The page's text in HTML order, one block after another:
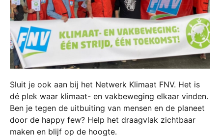
Sluit je ook aan bij het Netwerk Klimaat FNV. Het is
dé plek waar klimaat- en vakbeweging elkaar vinden.
Ben je tegen de uitbuiting van mensen en de planeet
door de happy few? Help het draagvlak zichtbaar
maken en blijf op de hoogte.